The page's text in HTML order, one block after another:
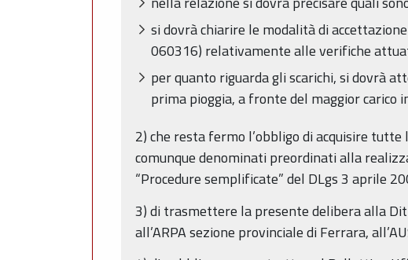
si dovrà chiarire le modalità di
060316) relativamente alle verifiche
per quanto riguarda gli scarichi, si dovrà
prima pioggia, a fronte del maggior
2) che resta fermo l’obbligo di acquisire
comunque denominati preordinati alla
“Procedure semplificate” del DLgs 3 aprile
3) di trasmettere la presente delibera alla
all’ARPA sezione provinciale di Ferrara,